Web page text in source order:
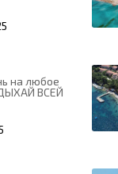
на любое
ВСЕЙ